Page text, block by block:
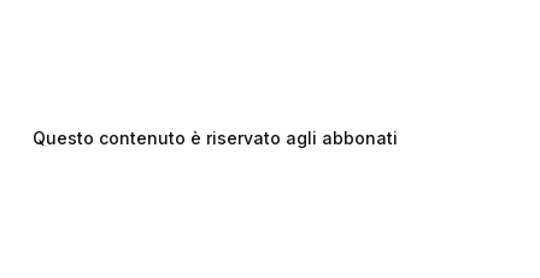
Questo contenuto è riservato agli abbonati